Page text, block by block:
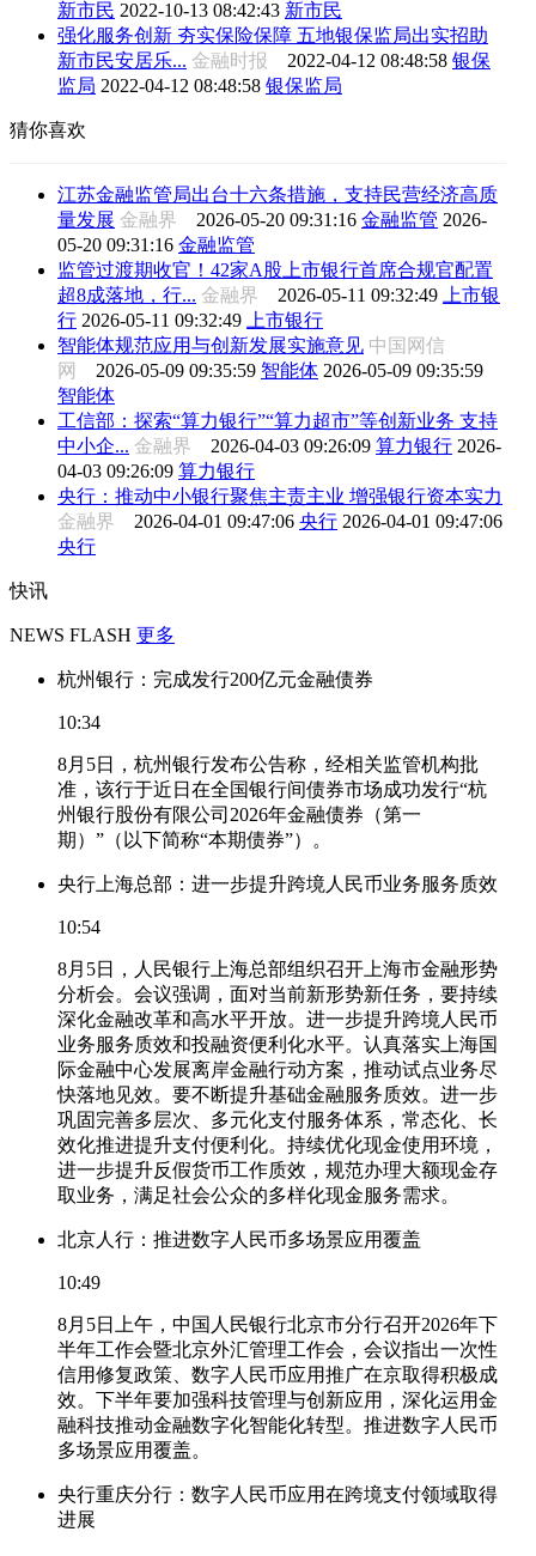
新市民 2022-10-13 08:42:43 新市民
强化服务创新 夯实保险保障 五地银保监局出实招助
新市民安居乐... 金融时报 2022-04-12 08:48:58 银保
监局 2022-04-12 08:48:58 银保监局
猜你喜欢
江苏金融监管局出台十六条措施，支持民营经济高质
量发展 金融界 2026-05-20 09:31:16 金融监管 2026-
05-20 09:31:16 金融监管
监管过渡期收官！42家A股上市银行首席合规官配置
超8成落地，行... 金融界 2026-05-11 09:32:49
上市银
行 2026-05-11 09:32:49
上市银行
智能体规范应用与创新发展实施意见 中国网信
网 2026-05-09 09:35:59 智能体 2026-05-09 09:35:59
智能体
工信部：探索“算力银行”“算力超市”等创新业务 支持
中小企... 金融界 2026-04-03 09:26:09 算力银行 2026-
04-03 09:26:09 算力银行
央行：推动中小银行聚焦主责主业 增强银行资本实力
金融界 2026-04-01 09:47:06 央行 2026-04-01 09:47:06
央行
快讯
NEWS FLASH 更多
杭州银行：完成发行200亿元金融债券
10:34
8月5日，杭州银行发布公告称，经相关监管机构批
准，该行于近日在全国银行间债券市场成功发行“杭
州银行股份有限公司2026年金融债券（第一
期）”（以下简称“本期债券”）。
央行上海总部：进一步提升跨境人民币业务服务质效
10:54
8月5日，人民银行上海总部组织召开上海市金融形势
分析会。会议强调，面对当前新形势新任务，要持续
深化金融改革和高水平开放。进一步提升跨境人民币
业务服务质效和投融资便利化水平。认真落实上海国
际金融中心发展离岸金融行动方案，推动试点业务尽
快落地见效。要不断提升基础金融服务质效。进一步
巩固完善多层次、多元化支付服务体系，常态化、长
效化推进提升支付便利化。持续优化现金使用环境，
进一步提升反假货币工作质效，规范办理大额现金存
取业务，满足社会公众的多样化现金服务需求。
北京人行：推进数字人民币多场景应用覆盖
10:49
8月5日上午，中国人民银行北京市分行召开2026年下
半年工作会暨北京外汇管理工作会，会议指出一次性
信用修复政策、数字人民币应用推广在京取得积极成
效。下半年要加强科技管理与创新应用，深化运用金
融科技推动金融数字化智能化转型。推进数字人民币
多场景应用覆盖。
央行重庆分行：数字人民币应用在跨境支付领域取得
进展